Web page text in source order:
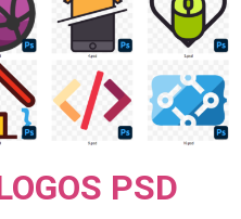
PSD